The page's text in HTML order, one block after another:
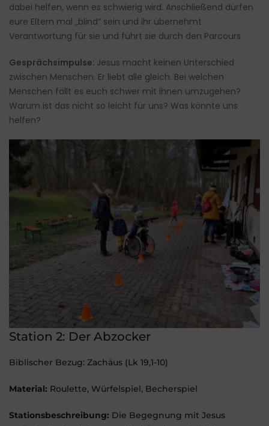
dabei helfen, wenn es schwierig wird. Anschließend dürfen
eure Eltern mal „blind“ sein und ihr übernehmt
Verantwortung für sie und führt sie durch den Parcours.
Gesprächsimpulse: Jesus macht keinen Unterschied
zwischen Menschen. Er liebt alle gleich. Bei welchen
Menschen fällt es euch schwer mit ihnen umzugehen?
Warum ist das nicht so leicht für uns? Was könnte uns
helfen?
Station 2: Der Abzocker
Biblischer Bezug: Zachäus (Lk 19,1-10)
Material: Roulette, Würfelspiel, Becherspiel
Stationsbeschreibung: Die Begegnung mit Jesus